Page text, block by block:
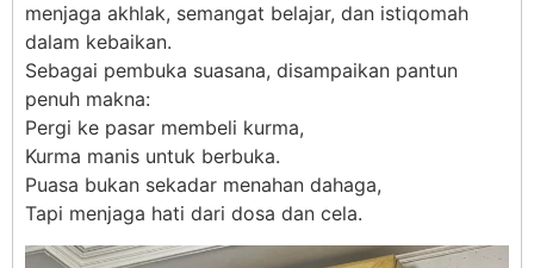
menjaga akhlak, semangat belajar, dan istiqomah
dalam kebaikan.
Sebagai pembuka suasana, disampaikan pantun
penuh makna:
Pergi ke pasar membeli kurma,
Kurma manis untuk berbuka.
Puasa bukan sekadar menahan dahaga,
Tapi menjaga hati dari dosa dan cela.